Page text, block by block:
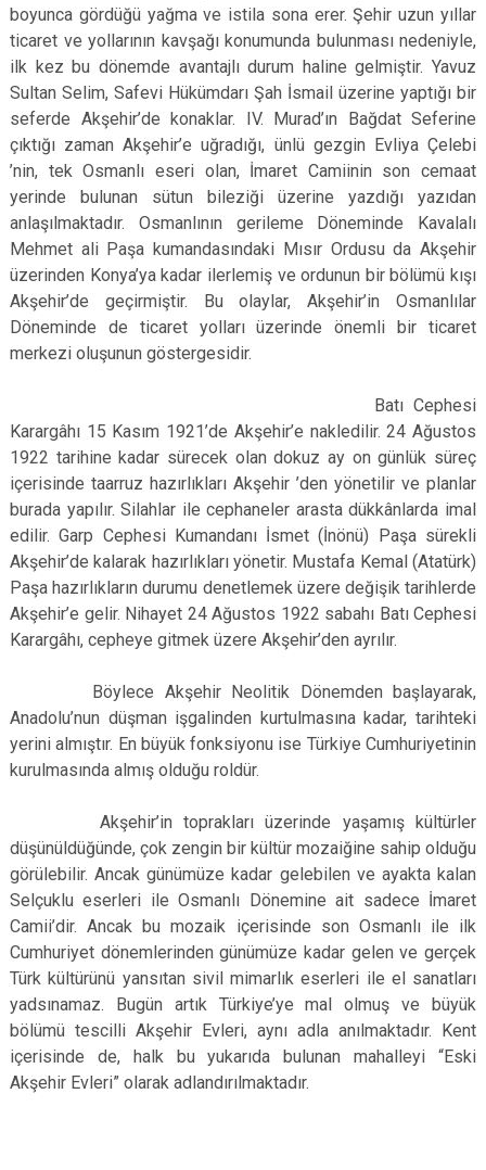
boyunca gördüğü yağma ve istila sona erer. Şehir uzun yıllar
ticaret ve yollarının kavşağı konumunda bulunması nedeniyle,
ilk kez bu dönemde avantajlı durum haline gelmiştir. Yavuz
Sultan Selim, Safevi Hükümdarı Şah İsmail üzerine yaptığı bir
seferde Akşehir’de konaklar. IV. Murad’ın Bağdat Seferine
çıktığı zaman Akşehir’e uğradığı, ünlü gezgin Evliya Çelebi
’nin, tek Osmanlı eseri olan, İmaret Camiinin son cemaat
yerinde bulunan sütun bileziği üzerine yazdığı yazıdan
anlaşılmaktadır. Osmanlının gerileme Döneminde Kavalalı
Mehmet ali Paşa kumandasındaki Mısır Ordusu da Akşehir
üzerinden Konya’ya kadar ilerlemiş ve ordunun bir bölümü kışı
Akşehir’de geçirmiştir. Bu olaylar, Akşehir’in Osmanlılar
Döneminde de ticaret yolları üzerinde önemli bir ticaret
merkezi oluşunun göstergesidir.
Batı Cephesi
Karargâhı 15 Kasım 1921’de Akşehir’e nakledilir. 24 Ağustos
1922 tarihine kadar sürecek olan dokuz ay on günlük süreç
içerisinde taarruz hazırlıkları Akşehir ’den yönetilir ve planlar
burada yapılır. Silahlar ile cephaneler arasta dükkânlarda imal
edilir. Garp Cephesi Kumandanı İsmet (İnönü) Paşa sürekli
Akşehir’de kalarak hazırlıkları yönetir. Mustafa Kemal (Atatürk)
Paşa hazırlıkların durumu denetlemek üzere değişik tarihlerde
Akşehir’e gelir. Nihayet 24 Ağustos 1922 sabahı Batı Cephesi
Karargâhı, cepheye gitmek üzere Akşehir’den ayrılır.
Böylece Akşehir Neolitik Dönemden başlayarak,
Anadolu’nun düşman işgalinden kurtulmasına kadar, tarihteki
yerini almıştır. En büyük fonksiyonu ise Türkiye Cumhuriyetinin
kurulmasında almış olduğu roldür.
Akşehir’in toprakları üzerinde yaşamış kültürler
düşünüldüğünde, çok zengin bir kültür mozaiğine sahip olduğu
görülebilir. Ancak günümüze kadar gelebilen ve ayakta kalan
Selçuklu eserleri ile Osmanlı Dönemine ait sadece İmaret
Camii’dir. Ancak bu mozaik içerisinde son Osmanlı ile ilk
Cumhuriyet dönemlerinden günümüze kadar gelen ve gerçek
Türk kültürünü yansıtan sivil mimarlık eserleri ile el sanatları
yadsınamaz. Bugün artık Türkiye’ye mal olmuş ve büyük
bölümü tescilli Akşehir Evleri, aynı adla anılmaktadır. Kent
içerisinde de, halk bu yukarıda bulunan mahalleyi “Eski
Akşehir Evleri” olarak adlandırılmaktadır.